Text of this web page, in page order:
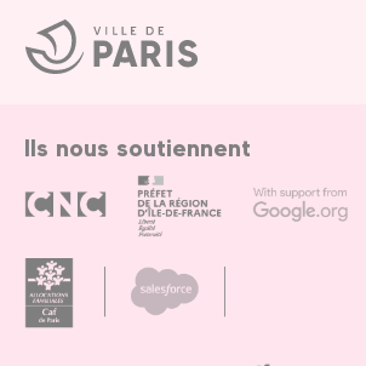
Ville
de
Paris
Ils nous soutiennent